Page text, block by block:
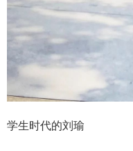
学生时代的刘瑜